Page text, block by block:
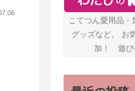
こてつん愛用品
グッズなど。 お
加！ 遊び